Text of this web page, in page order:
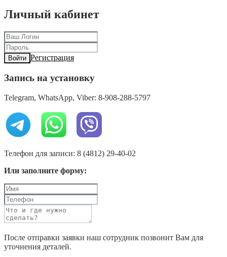
Личный кабинет
Войти Регистрация
Запись на установку
Telegram, WhatsApp, Viber: 8-908-288-5797
Телефон для записи: 8 (4812) 29-40-02
Или заполните форму:
После отправки заявки наш сотрудник позвонит Вам для
уточнения деталей.